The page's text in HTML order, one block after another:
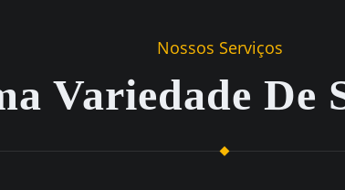
Nossos Serviços
Variedade De